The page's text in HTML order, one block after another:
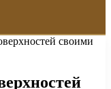
своими